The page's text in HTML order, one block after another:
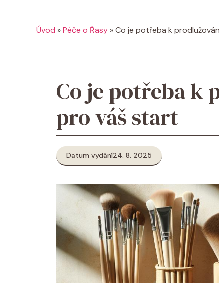
Úvod »Péče o Řasy »Co je potřeba k
Co je potřeba k
pro váš start
Datum vydání24. 8. 2025